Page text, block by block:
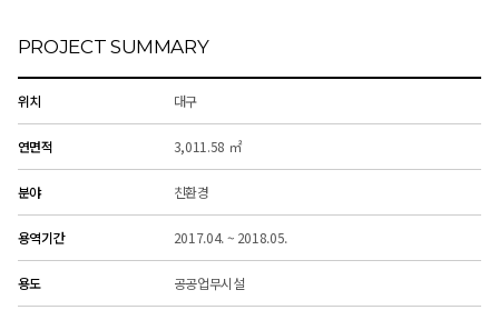
PROJECT SUMMARY
위치 대구
연면적 3,011.58 ㎡
분야 친환경
용역기간 2017.04. ~ 2018.05.
용도 공공업무시설